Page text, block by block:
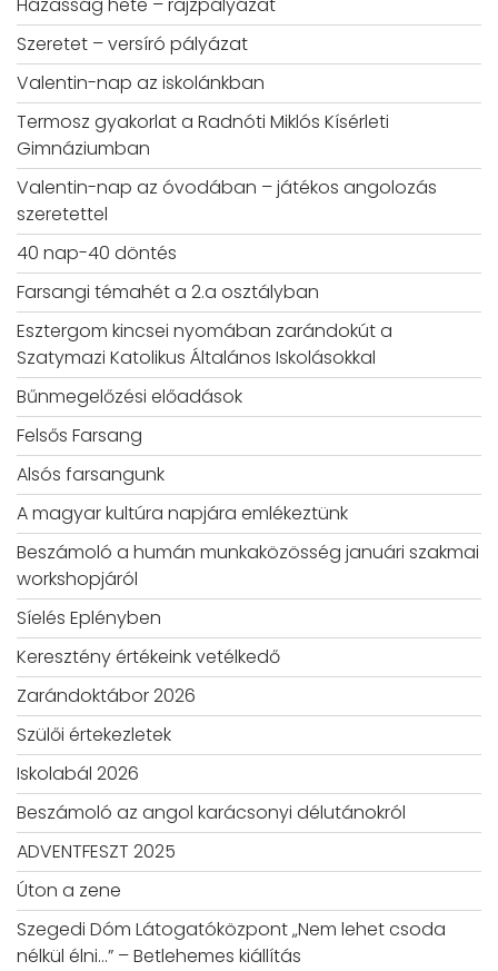
Szeretet – versíró pályázat
Valentin-nap az iskolánkban
Termosz gyakorlat a Radnóti Miklós Kísérleti
Gimnáziumban
Valentin-nap az óvodában – játékos angolozás
szeretettel
40 nap-40 döntés
Farsangi témahét a 2.a osztályban
Esztergom kincsei nyomában zarándokút a
Szatymazi Katolikus Általános Iskolásokkal
Bűnmegelőzési előadások
Felsős Farsang
Alsós farsangunk
A magyar kultúra napjára emlékeztünk
Beszámoló a humán munkaközösség januári szakmai
workshopjáról
Síelés Eplényben
Keresztény értékeink vetélkedő
Zarándoktábor 2026
Szülői értekezletek
Iskolabál 2026
Beszámoló az angol karácsonyi délutánokról
ADVENTFESZT 2025
Úton a zene
Szegedi Dóm Látogatóközpont „Nem lehet csoda
nélkül élni…” – Betlehemes kiállítás